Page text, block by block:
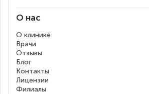
О нас
О клинике
Врачи
Отзывы
Блог
Контакты
Лицензии
Филиалы